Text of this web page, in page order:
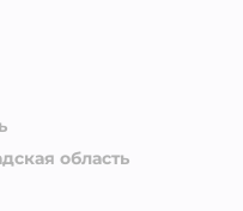
область